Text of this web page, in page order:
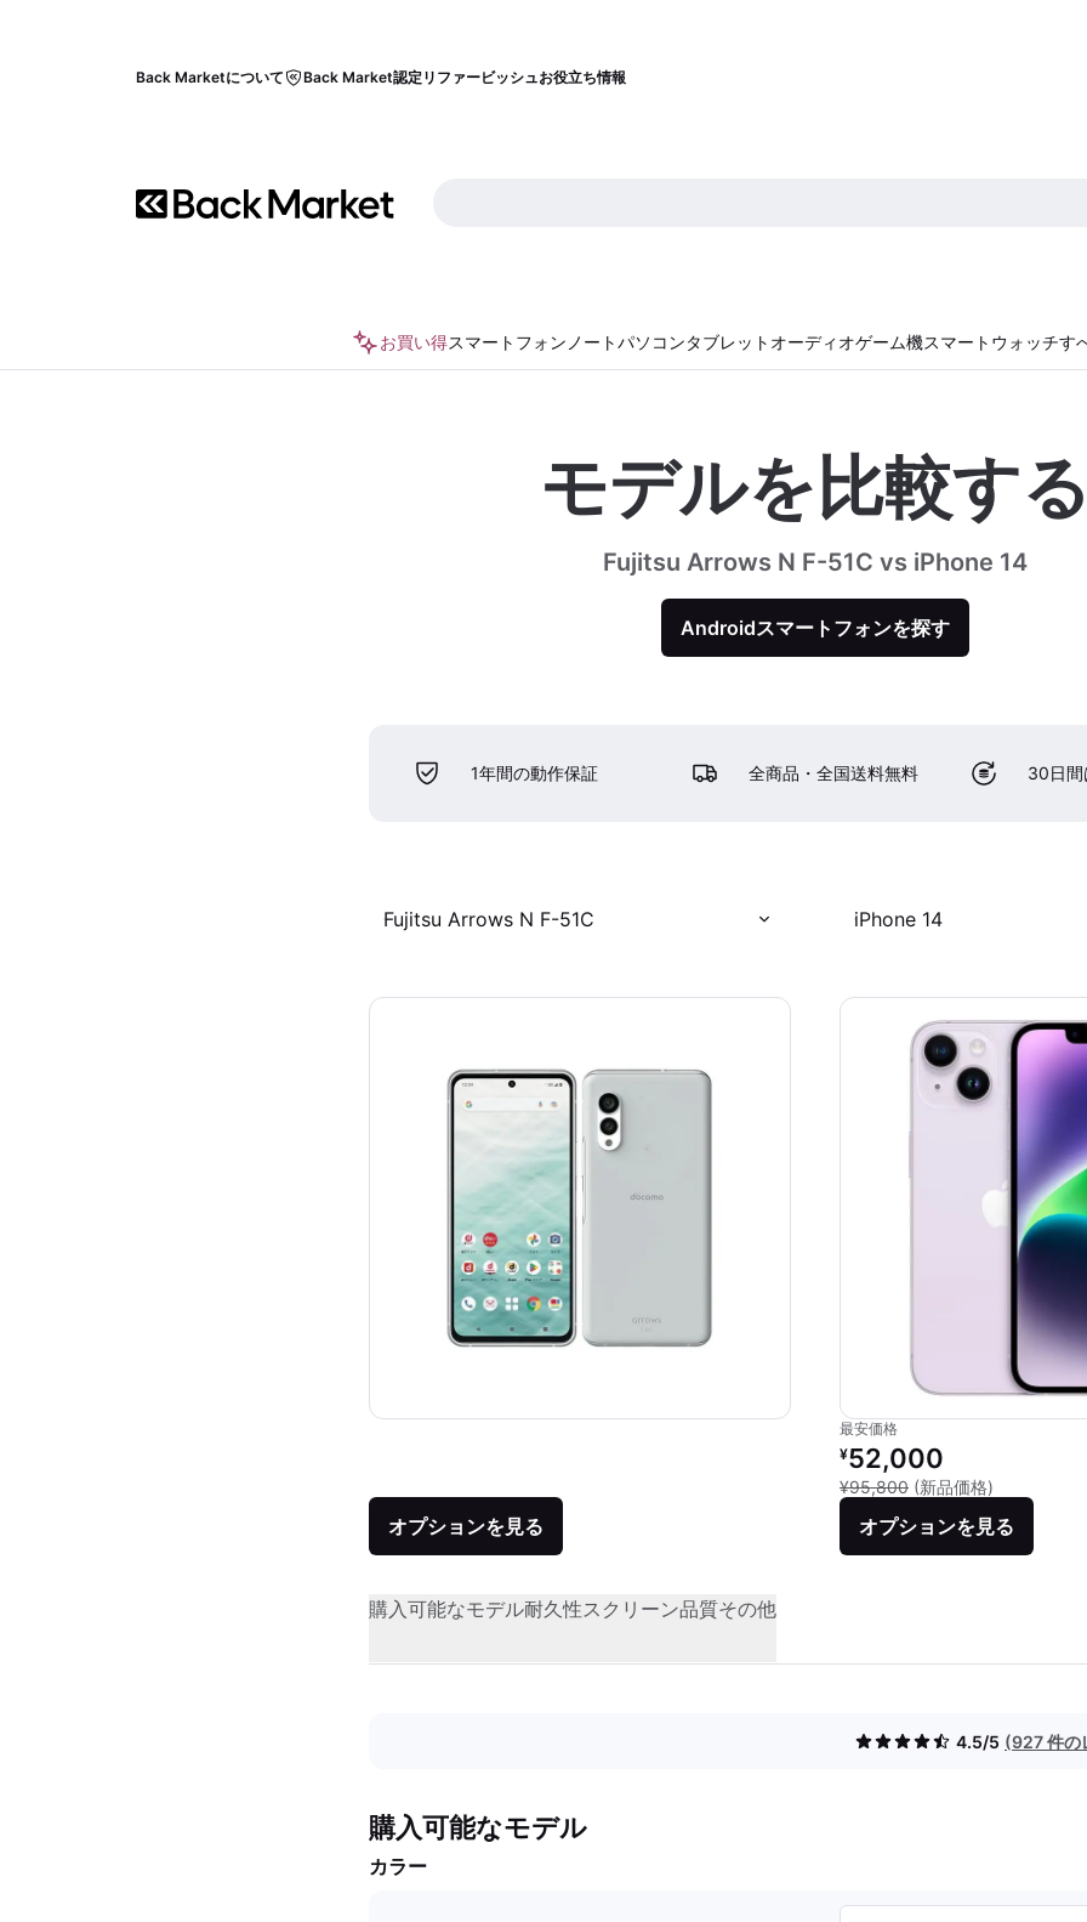
Back Marketについて Back Market認定リファービッシュお役立ち情報
お買い得スマートフォン ノートパソコンタブレット オーディオゲーム機スマートウォッチす
モデルを比較する
Fujitsu Arrows N F-51C vs iPhone 14
Androidスマートフォンを探す
1年間の動作保証 全商品・全国送料無料 30日間
Fujitsu Arrows N F-51C iPhone 14
オプションを見る
最安価格
リファービッシュ品の価格：
¥52,000
¥95,800 (新品価格)
オプションを見る
購入可能なモデル耐久性スクリーン品質その他
4.5/5 (927 件の
購入可能なモデル
カラー